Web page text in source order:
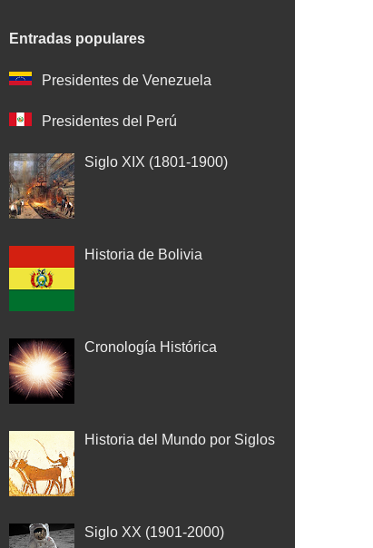
Entradas populares
Presidentes de Venezuela
Presidentes del Perú
Siglo XIX (1801-1900)
Historia de Bolivia
Cronología Histórica
Historia del Mundo por Siglos
Siglo XX (1901-2000)